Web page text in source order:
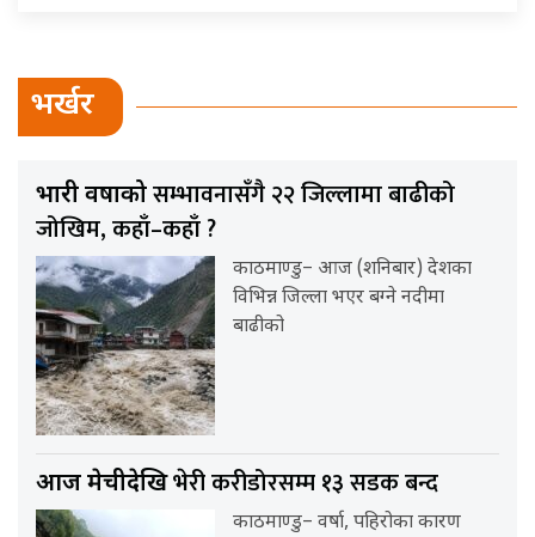
भर्खर
भारी वर्षाकोसम्भावनासँगै २२ जिल्लामा बाढीको
जोखिम, कहाँ–कहाँ ?
काठमाण्डु– आज (शनिबार) देशका
विभिन्न जिल्ला भएर बग्ने नदीमा
बाढीको
आज मेचीदेखिभेरी करीडोरसम्म १३ सडक बन्द
काठमाण्डु– वर्षा, पहिरोका कारण